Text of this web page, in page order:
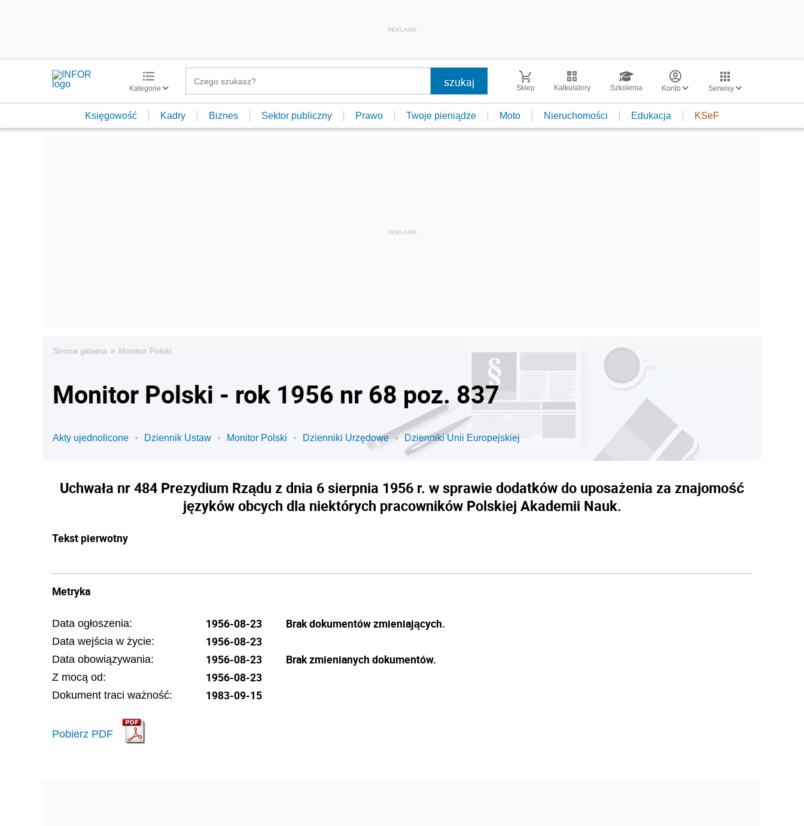
REKLAMA
Kategorie Sklep Kalkulatory Szkolenia Konto Serwisy
Księgowość Kadry Biznes Sektor publiczny Prawo Twoje pieniądze Moto Nieruchomości Edukacja KSeF
Strona główna » Monitor Polski
Monitor Polski - rok 1956 nr 68 poz. 837
Akty ujednolicone Dziennik Ustaw Monitor Polski Dzienniki Urzędowe Dzienniki Unii Europejskiej
Uchwała nr 484 Prezydium Rządu z dnia 6 sierpnia 1956 r. w sprawie dodatków do uposażenia za znajomość
języków obcych dla niektórych pracowników Polskiej Akademii Nauk.
Tekst pierwotny
Metryka
Data ogłoszenia: 1956-08-23
Data wejścia w życie: 1956-08-23
Data obowiązywania: 1956-08-23
Z mocą od: 1956-08-23
Dokument traci ważność: 1983-09-15
Pobierz PDF
Brak dokumentów zmieniających.
Brak zmienianych dokumentów.